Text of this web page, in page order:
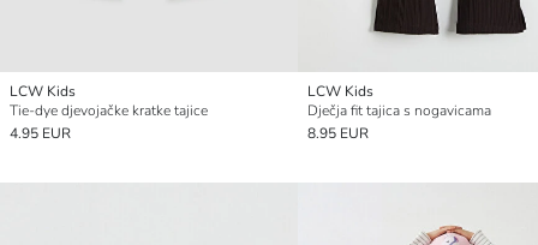
LCW Kids
Tie-dye djevojačke kratke tajice
4.95 EUR
LCW Kids
Dječja fit tajica s nogavicama
8.95 EUR